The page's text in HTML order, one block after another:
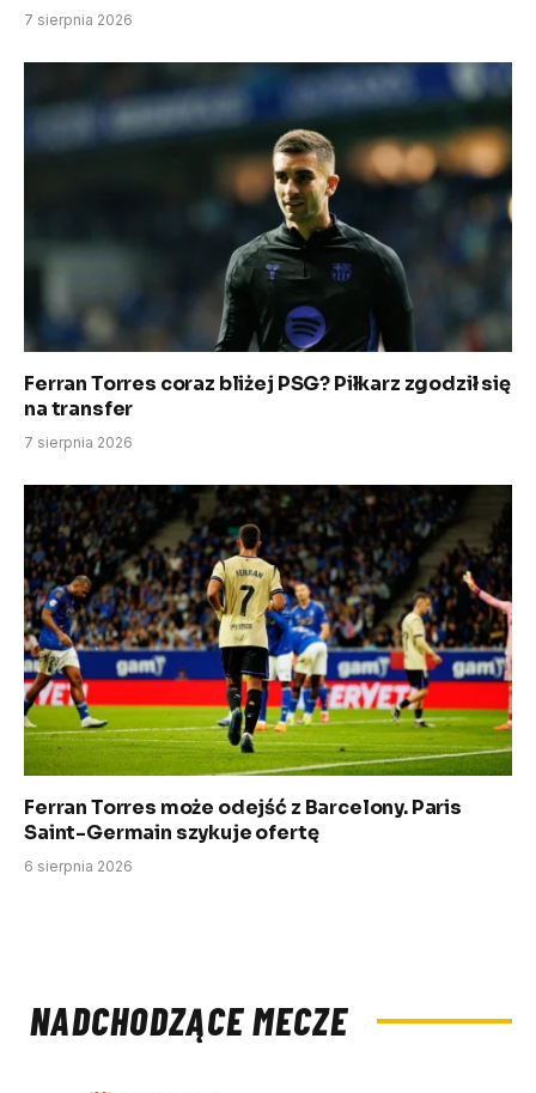
7 sierpnia 2026
Ferran Torres coraz bliżej PSG? Piłkarz zgodził się
na transfer
7 sierpnia 2026
Ferran Torres może odejść z Barcelony. Paris
Saint-Germain szykuje ofertę
6 sierpnia 2026
NADCHODZĄCE MECZE